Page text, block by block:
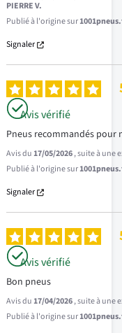
PIERRE V.
Publié à l'origine sur
Signaler
Avis vérifié
Pneus recommandés pour
Avis du17/05/2026, suite à une
Publié à l'origine sur
Signaler
Avis vérifié
Bon pneus
Avis du17/04/2026, suite à une
Publié à l'origine sur